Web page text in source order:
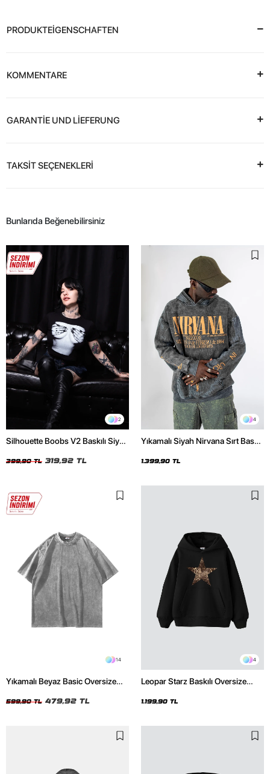
PRODUKTEİGENSCHAFTEN
KOMMENTARE
GARANTİE UND LİEFERUNG
TAKSİT SEÇENEKLERİ
Bunlarıda Beğenebilirsiniz
2
Silhouette Boobs V2 Baskılı Siyah
399,90 TL 319,92 TL
4
Yıkamalı Siyah Nirvana Sırt Baskılı
1.399,90 TL
14
Yıkamalı Beyaz Basic Oversize
599,90 TL 479,92 TL
4
Leopar Starz Baskılı Oversize
1.199,90 TL